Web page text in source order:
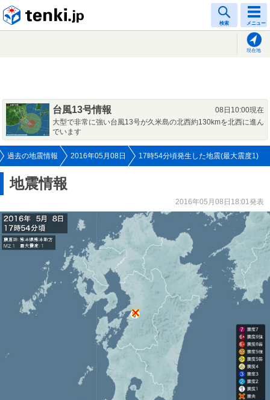
検索 メニュー
現在地
台風13号情報
08日10:00現在
大型で非常に強い台風13号が久米島の北西約130kmを北西に進ん
でいます
過去の地震情報 2016年05月08日 17時54分頃発生した地震(最大震度1)
地震情報
2016年05月08日18:01発表